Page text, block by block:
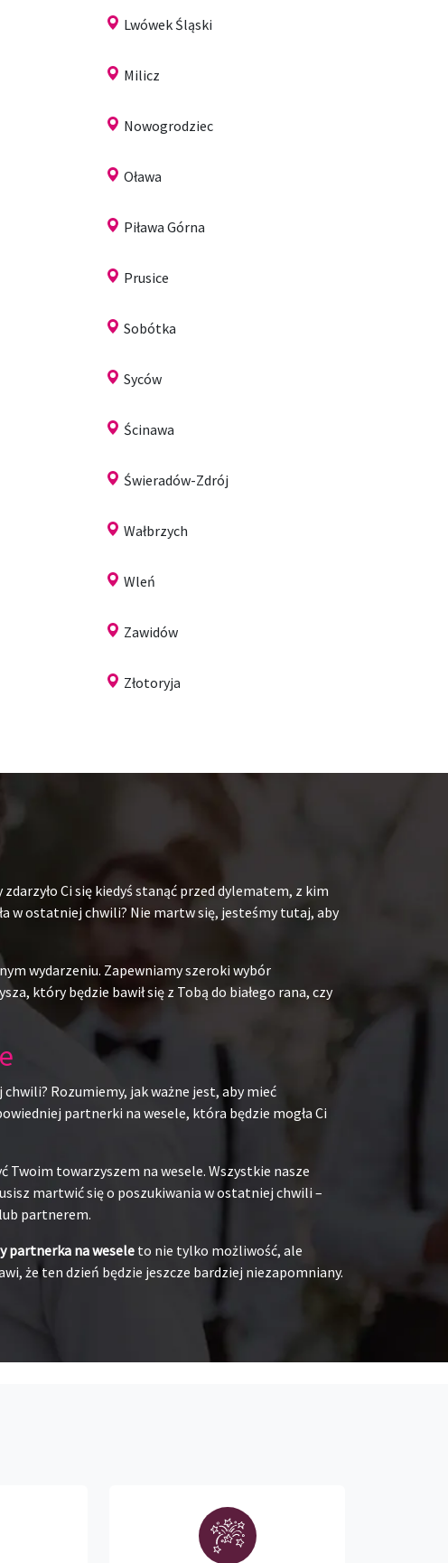
Lwówek Śląski
Milicz
Nowogrodziec
Oława
Piława Górna
Prusice
Sobótka
Syców
Ścinawa
Świeradów-Zdrój
Wałbrzych
Wleń
Zawidów
Złotoryja
Ci się kiedyś stanąć przed dylematem, z kim
w ostatniej chwili? Nie martw się, jesteśmy tutaj, aby
wydarzeniu. Zapewniamy szeroki wybór
który będzie bawił się z Tobą do białego rana, czy
Rozumiemy, jak ważne jest, aby mieć
partnerki na wesele, która będzie mogła Ci
towarzyszem na wesele. Wszystkie nasze
martwić się o poszukiwania w ostatniej chwili –
partnerem.
partnerka na wesele to nie tylko możliwość, ale
że ten dzień będzie jeszcze bardziej niezapomniany.